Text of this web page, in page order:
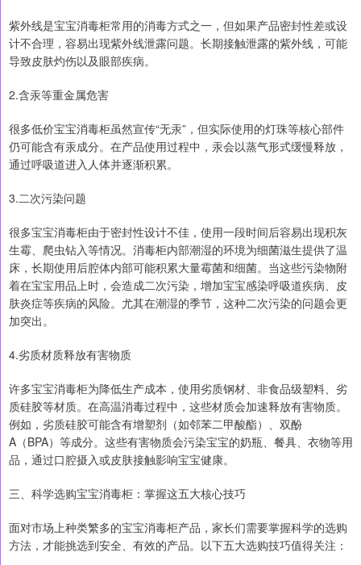
紫外线是宝宝消毒柜常用的消毒方式之一，但如果产品密封性差或设
计不合理，容易出现紫外线泄露问题。长期接触泄露的紫外线，可能
导致皮肤灼伤以及眼部疾病。
2.含汞等重金属危害
很多低价宝宝消毒柜虽然宣传“无汞”，但实际使用的灯珠等核心部件
仍可能含有汞成分。在产品使用过程中，汞会以蒸气形式缓慢释放，
通过呼吸道进入人体并逐渐积累。
3.二次污染问题
很多宝宝消毒柜由于密封性设计不佳，使用一段时间后容易出现积灰
生霉、爬虫钻入等情况。消毒柜内部潮湿的环境为细菌滋生提供了温
床，长期使用后腔体内部可能积累大量霉菌和细菌。当这些污染物附
着在宝宝用品上时，会造成二次污染，增加宝宝感染呼吸道疾病、皮
肤炎症等疾病的风险。尤其在潮湿的季节，这种二次污染的问题会更
加突出。
4.劣质材质释放有害物质
许多宝宝消毒柜为降低生产成本，使用劣质钢材、非食品级塑料、劣
质硅胶等材质。在高温消毒过程中，这些材质会加速释放有害物质。
例如，劣质硅胶可能含有增塑剂（如邻苯二甲酸酯）、双酚
A（BPA）等成分。这些有害物质会污染宝宝的奶瓶、餐具、衣物等用
品，通过口腔摄入或皮肤接触影响宝宝健康。
三、科学选购宝宝消毒柜：掌握这五大核心技巧
面对市场上种类繁多的宝宝消毒柜产品，家长们需要掌握科学的选购
方法，才能挑选到安全、有效的产品。以下五大选购技巧值得关注：